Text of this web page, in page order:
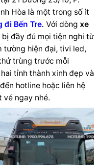
Hòa là một trong số ít
đi Bến Tre. Với dòng xe
đầy đủ mọi tiện nghi từ
tường hiện đại, tivi led,
trùng trước mỗi
tỉnh thành xinh đẹp và
hotline hoặc liên hệ
vé ngay nhé.